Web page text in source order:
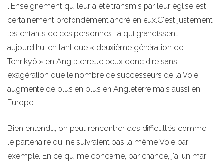
l'Enseignement qui leur a été transmis par leur église est
certainement profondément ancré en eux.C'est justement
les enfants de ces personnes-là qui grandissent
aujourd'hui en tant que « deuxième génération de
Tenrikyô » en Angleterre.Je peux donc dire sans
exagération que le nombre de successeurs de la Voie
augmente de plus en plus en Angleterre mais aussi en
Europe.
Bien entendu, on peut rencontrer des difficultés comme
le partenaire qui ne suivraient pas la même Voie par
exemple. En ce qui me concerne, par chance, j'ai un mari